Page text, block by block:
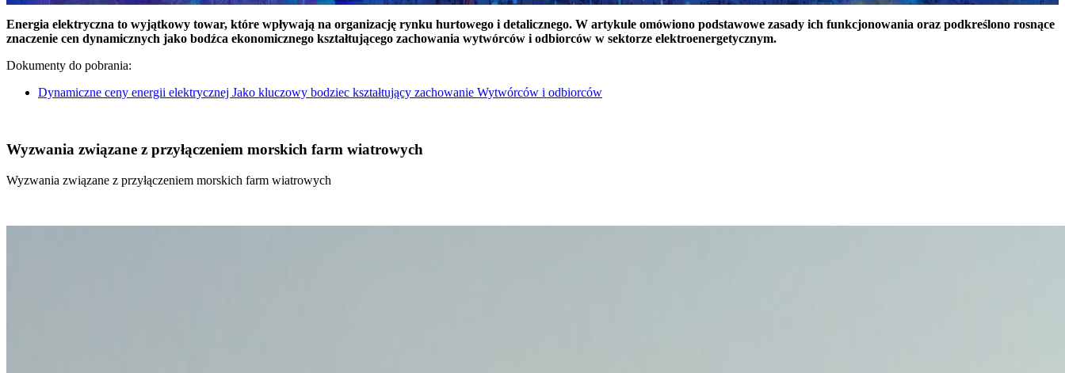
Energia elektryczna to wyjątkowy towar, które wpływają na organizację rynku hurtowego i detalicznego. W artykule omówiono podstawowe zasady ich funkcjonowania oraz podkreślono rosnące
znaczenie cen dynamicznych jako bodźca ekonomicznego kształtującego zachowania wytwórców i odbiorców w sektorze elektroenergetycznym.
Dokumenty do pobrania:
Dynamiczne ceny energii elektrycznej Jako kluczowy bodziec kształtujący zachowanie Wytwórców i odbiorców
Wyzwania związane z przyłączeniem morskich farm wiatrowych
Wyzwania związane z przyłączeniem morskich farm wiatrowych